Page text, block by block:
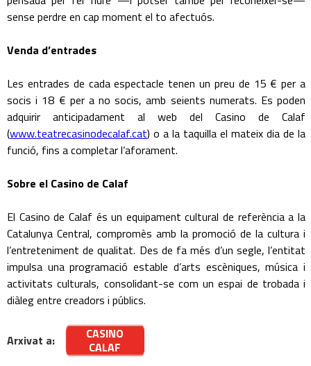
sense perdre en cap moment el to afectuós.
Venda d’entrades
Les entrades de cada espectacle tenen un preu de 15 € per a
socis i 18 € per a no socis, amb seients numerats. Es poden
adquirir anticipadament al web del Casino de Calaf
(www.teatrecasinodecalaf.cat) o a la taquilla el mateix dia de la
funció, fins a completar l’aforament.
Sobre el Casino de Calaf
El Casino de Calaf és un equipament cultural de referència a la
Catalunya Central, compromès amb la promoció de la cultura i
l’entreteniment de qualitat. Des de fa més d’un segle, l’entitat
impulsa una programació estable d’arts escèniques, música i
activitats culturals, consolidant-se com un espai de trobada i
diàleg entre creadors i públics.
Arxivat a:
CASINO
CALAF